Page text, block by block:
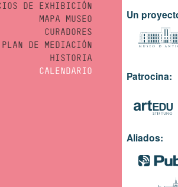
DE EXHIBICIÓN
MAPA MUSEO
CURADORES
PLAN DE MEDIACIÓN
HISTORIA
CALENDARIO
Un
Patrocina:
Aliados: